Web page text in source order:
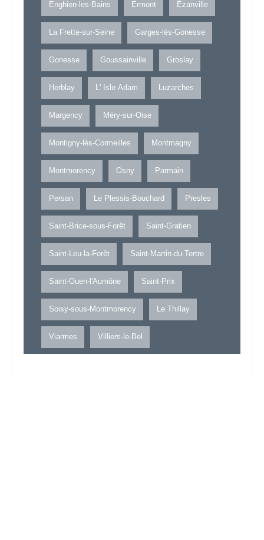
Enghien-les-Bains Ermont Ézanville
La Frette-sur-Seine Garges-lès-Gonesse
Gonesse Goussainville Groslay
Herblay L' Isle-Adam Luzarches
Margency Méry-sur-Oise
Montigny-lès-Cormeilles Montmagny
Montmorency Osny Parmain
Persan Le Plessis-Bouchard Presles
Saint-Brice-sous-Forêt Saint-Gratien
Saint-Leu-la-Forêt Saint-Martin-du-Tertre
Saint-Ouen-l'Aumône Saint-Prix
Soisy-sous-Montmorency Le Thillay
Viarmes Villiers-le-Bel